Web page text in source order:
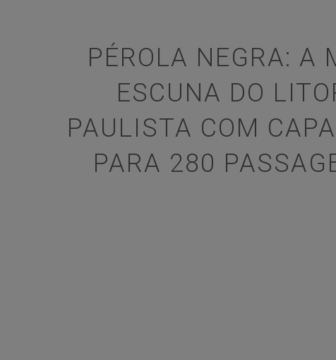
PÉROLA NEGRA: A
ESCUNA DO
PAULISTA COM
PARA 280